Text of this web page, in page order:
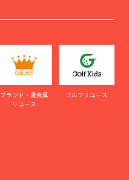
ブランド・貴金属
リユース
ゴルフリユース